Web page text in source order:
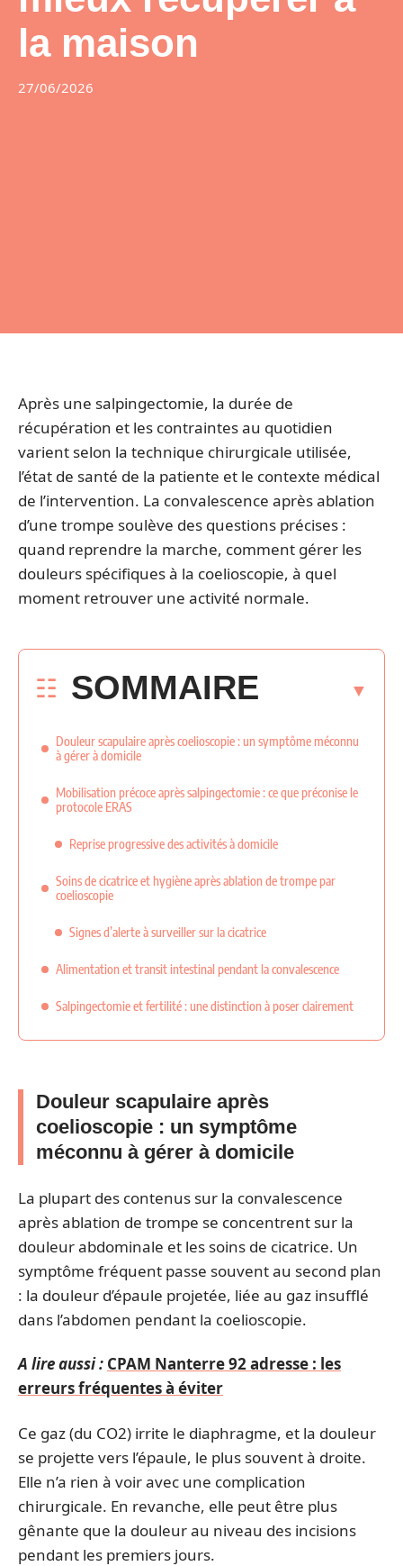
la maison
27/06/2026
Après une salpingectomie, la durée de
récupération et les contraintes au quotidien
varient selon la technique chirurgicale utilisée,
l’état de santé de la patiente et le contexte médical
de l’intervention. La convalescence après ablation
d’une trompe soulève des questions précises :
quand reprendre la marche, comment gérer les
douleurs spécifiques à la coelioscopie, à quel
moment retrouver une activité normale.
SOMMAIRE
Douleur scapulaire après coelioscopie : un symptôme méconnu
à gérer à domicile
Mobilisation précoce après salpingectomie : ce que préconise le
protocole ERAS
Reprise progressive des activités à domicile
Soins de cicatrice et hygiène après ablation de trompe par
coelioscopie
Signes d’alerte à surveiller sur la cicatrice
Alimentation et transit intestinal pendant la convalescence
Salpingectomie et fertilité : une distinction à poser clairement
Douleur scapulaire après
coelioscopie : un symptôme
méconnu à gérer à domicile
La plupart des contenus sur la convalescence
après ablation de trompe se concentrent sur la
douleur abdominale et les soins de cicatrice. Un
symptôme fréquent passe souvent au second plan
: la douleur d’épaule projetée, liée au gaz insufflé
dans l’abdomen pendant la coelioscopie.
A lire aussi : CPAM Nanterre 92 adresse : les
erreurs fréquentes à éviter
Ce gaz (du CO2) irrite le diaphragme, et la douleur
se projette vers l’épaule, le plus souvent à droite.
Elle n’a rien à voir avec une complication
chirurgicale. En revanche, elle peut être plus
gênante que la douleur au niveau des incisions
pendant les premiers jours.